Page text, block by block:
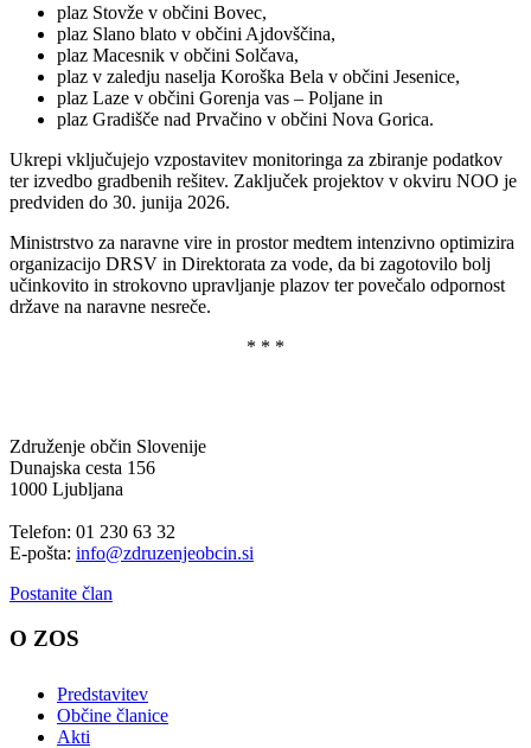
plaz Stovže v občini Bovec,
plaz Slano blato v občini Ajdovščina,
plaz Macesnik v občini Solčava,
plaz v zaledju naselja Koroška Bela v občini Jesenice,
plaz Laze v občini Gorenja vas – Poljane in
plaz Gradišče nad Prvačino v občini Nova Gorica.
Ukrepi vključujejo vzpostavitev monitoringa za zbiranje podatkov
ter izvedbo gradbenih rešitev. Zaključek projektov v okviru NOO je
predviden do 30. junija 2026.
Ministrstvo za naravne vire in prostor medtem intenzivno optimizira
organizacijo DRSV in Direktorata za vode, da bi zagotovilo bolj
učinkovito in strokovno upravljanje plazov ter povečalo odpornost
države na naravne nesreče.
* * *
Združenje občin Slovenije
Dunajska cesta 156
1000 Ljubljana
Telefon: 01 230 63 32
E-pošta: info@zdruzenjeobcin.si
Postanite član
O ZOS
Predstavitev
Občine članice
Akti